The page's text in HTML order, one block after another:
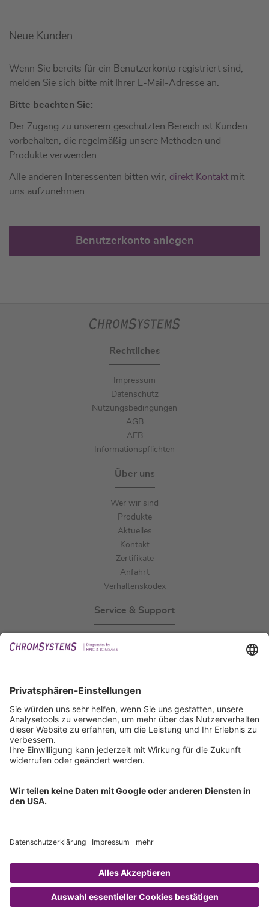
Neue Kunden
Wenn Sie bereits für ein Benutzerkonto registriert sind,
melden Sie sich bitte mit Ihrer E-Mail-Adresse an.
Bitte beachten Sie:
Der Zugang zu unserem geschützten Bereich ist Kunden
vorbehalten, die regelmäßig unsere Methoden und
Produkte verwenden.
Alle anderen Interessenten bitten wir, direkt Kontakt mit
uns aufzunehmen.
Benutzerkonto anlegen
Rechtliches
Impressum
Datenschutz
Nutzungsbedingungen
AGB
AEB
Informationspflichten
Über uns
Wer wir sind
Produkte
Aktuelles
Kontakt
Zertifikate
Anfahrt
Verhaltenskodex
Service & Support
IFU anfordern
Zertifizierungen
ISO 9001 Zertifikat